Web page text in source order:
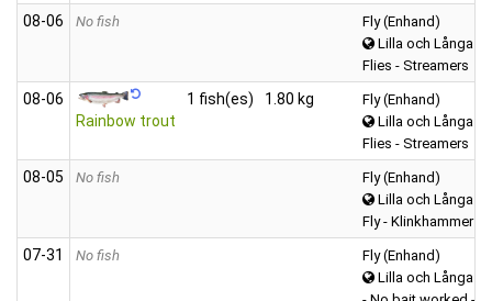
08‑06 No fish
Fly (Enhand)
Lilla och Långa
Flies - Streamers
08‑06
Rainbow trout
1 fish(es) 1.80 kg
Fly (Enhand)
Lilla och Långa
Flies - Streamers
08‑05 No fish
Fly (Enhand)
Lilla och Långa
Fly - Klinkhammer
07‑31 No fish
Fly (Enhand)
Lilla och Långa